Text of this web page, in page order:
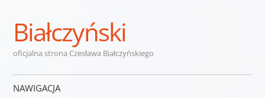
Białczyński
oficjalna strona Czesława Białczyńskiego
NAWIGACJA